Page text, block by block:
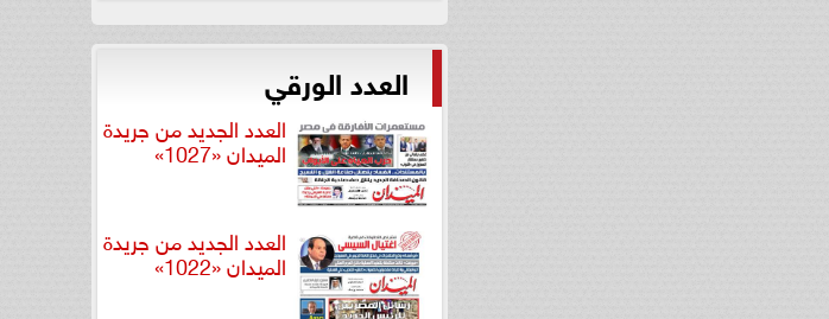
العدد الورقي
العدد الجديد من جريدة
الميدان «1027»
العدد الجديد من جريدة
الميدان «1022»